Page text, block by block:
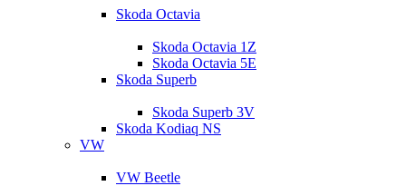
Skoda Octavia
Skoda Octavia 1Z
Skoda Octavia 5E
Skoda Superb
Skoda Superb 3V
Skoda Kodiaq NS
VW
VW Beetle